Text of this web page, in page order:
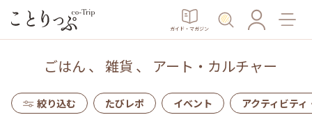
ガイド・マガジン
ごはん 、 雑貨 、 アート・カルチャー
絞り込む たびレポ イベント アクティビティ